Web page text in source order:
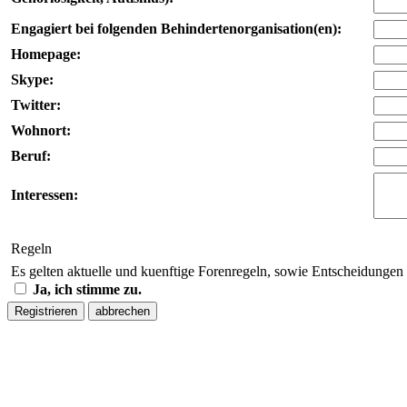
Engagiert bei folgenden Behindertenorganisation(en):
Homepage:
Skype:
Twitter:
Wohnort:
Beruf:
Interessen:
Regeln
Es gelten aktuelle und kuenftige Forenregeln, sowie
Ja, ich stimme zu.